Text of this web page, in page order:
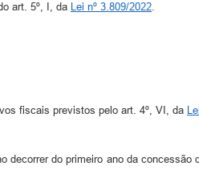
art. 5º, I, da Lei nº 3.809/2022.
fiscais previstos pelo art. 4º, VI, da
decorrer do primeiro ano da